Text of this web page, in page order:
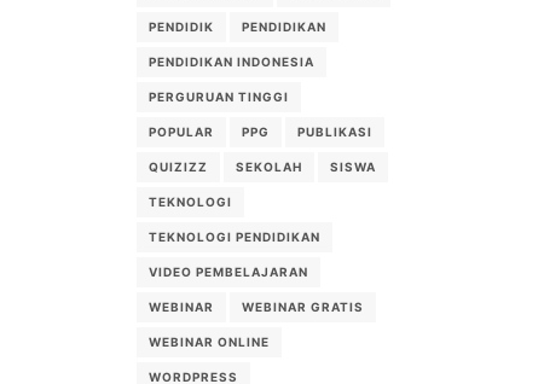
PENDIDIK PENDIDIKAN
PENDIDIKAN INDONESIA
PERGURUAN TINGGI
POPULAR PPG PUBLIKASI
QUIZIZZ SEKOLAH SISWA
TEKNOLOGI
TEKNOLOGI PENDIDIKAN
VIDEO PEMBELAJARAN
WEBINAR WEBINAR GRATIS
WEBINAR ONLINE
WORDPRESS